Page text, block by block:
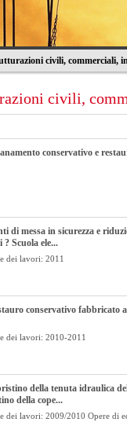
civili, commerciali,
civili,
conservativo e
di messa in sicurezza e
Scuola ele...
dei lavori: 2011
conservativo fabbricato
dei lavori: 2010-2011
della tenuta idraulica
della cope...
dei lavori: 2009/2010 Opere di